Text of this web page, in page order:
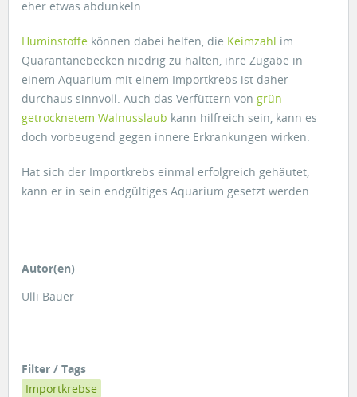
eher etwas abdunkeln.
Huminstoffe können dabei helfen, die Keimzahl im
Quarantänebecken niedrig zu halten, ihre Zugabe in
einem Aquarium mit einem Importkrebs ist daher
durchaus sinnvoll. Auch das Verfüttern von grün
getrocknetem Walnusslaub kann hilfreich sein, kann es
doch vorbeugend gegen innere Erkrankungen wirken.
Hat sich der Importkrebs einmal erfolgreich gehäutet,
kann er in sein endgültiges Aquarium gesetzt werden.
Autor(en)
Ulli Bauer
Filter / Tags
Importkrebse